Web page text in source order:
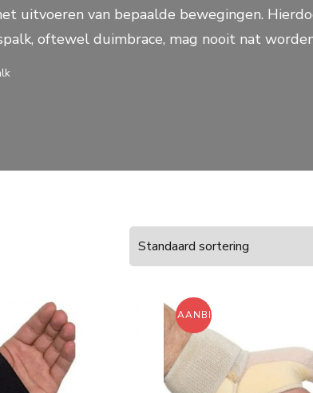
uitvoeren van bepaalde bewegingen.
oftewel duimbrace, mag nooit nat
AANBIEDING!